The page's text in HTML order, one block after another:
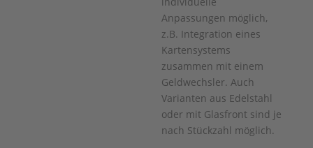
Anpassungen möglich,
z.B. Integration eines
Kartensystems
zusammen mit einem
Geldwechsler. Auch
Varianten aus Edelstahl
oder mit Glasfront sind je
nach Stückzahl möglich.